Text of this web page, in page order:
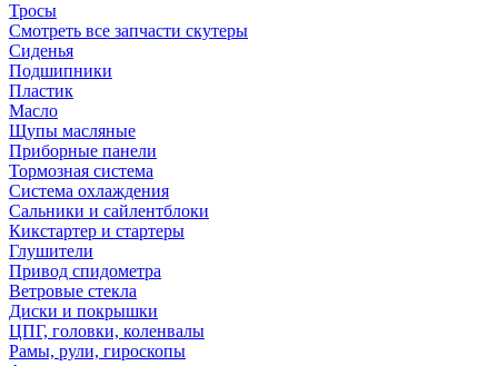
Тросы
Смотреть все запчасти скутеры
Сиденья
Подшипники
Пластик
Масло
Щупы масляные
Приборные панели
Тормозная система
Система охлаждения
Сальники и сайлентблоки
Кикстартер и стартеры
Глушители
Привод спидометра
Ветровые стекла
Диски и покрышки
ЦПГ, головки, коленвалы
Рамы, рули, гироскопы